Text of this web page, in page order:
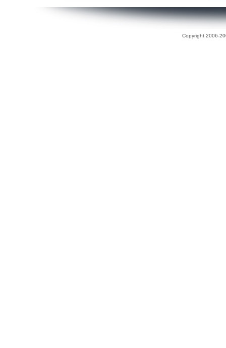
Copyright 2006-